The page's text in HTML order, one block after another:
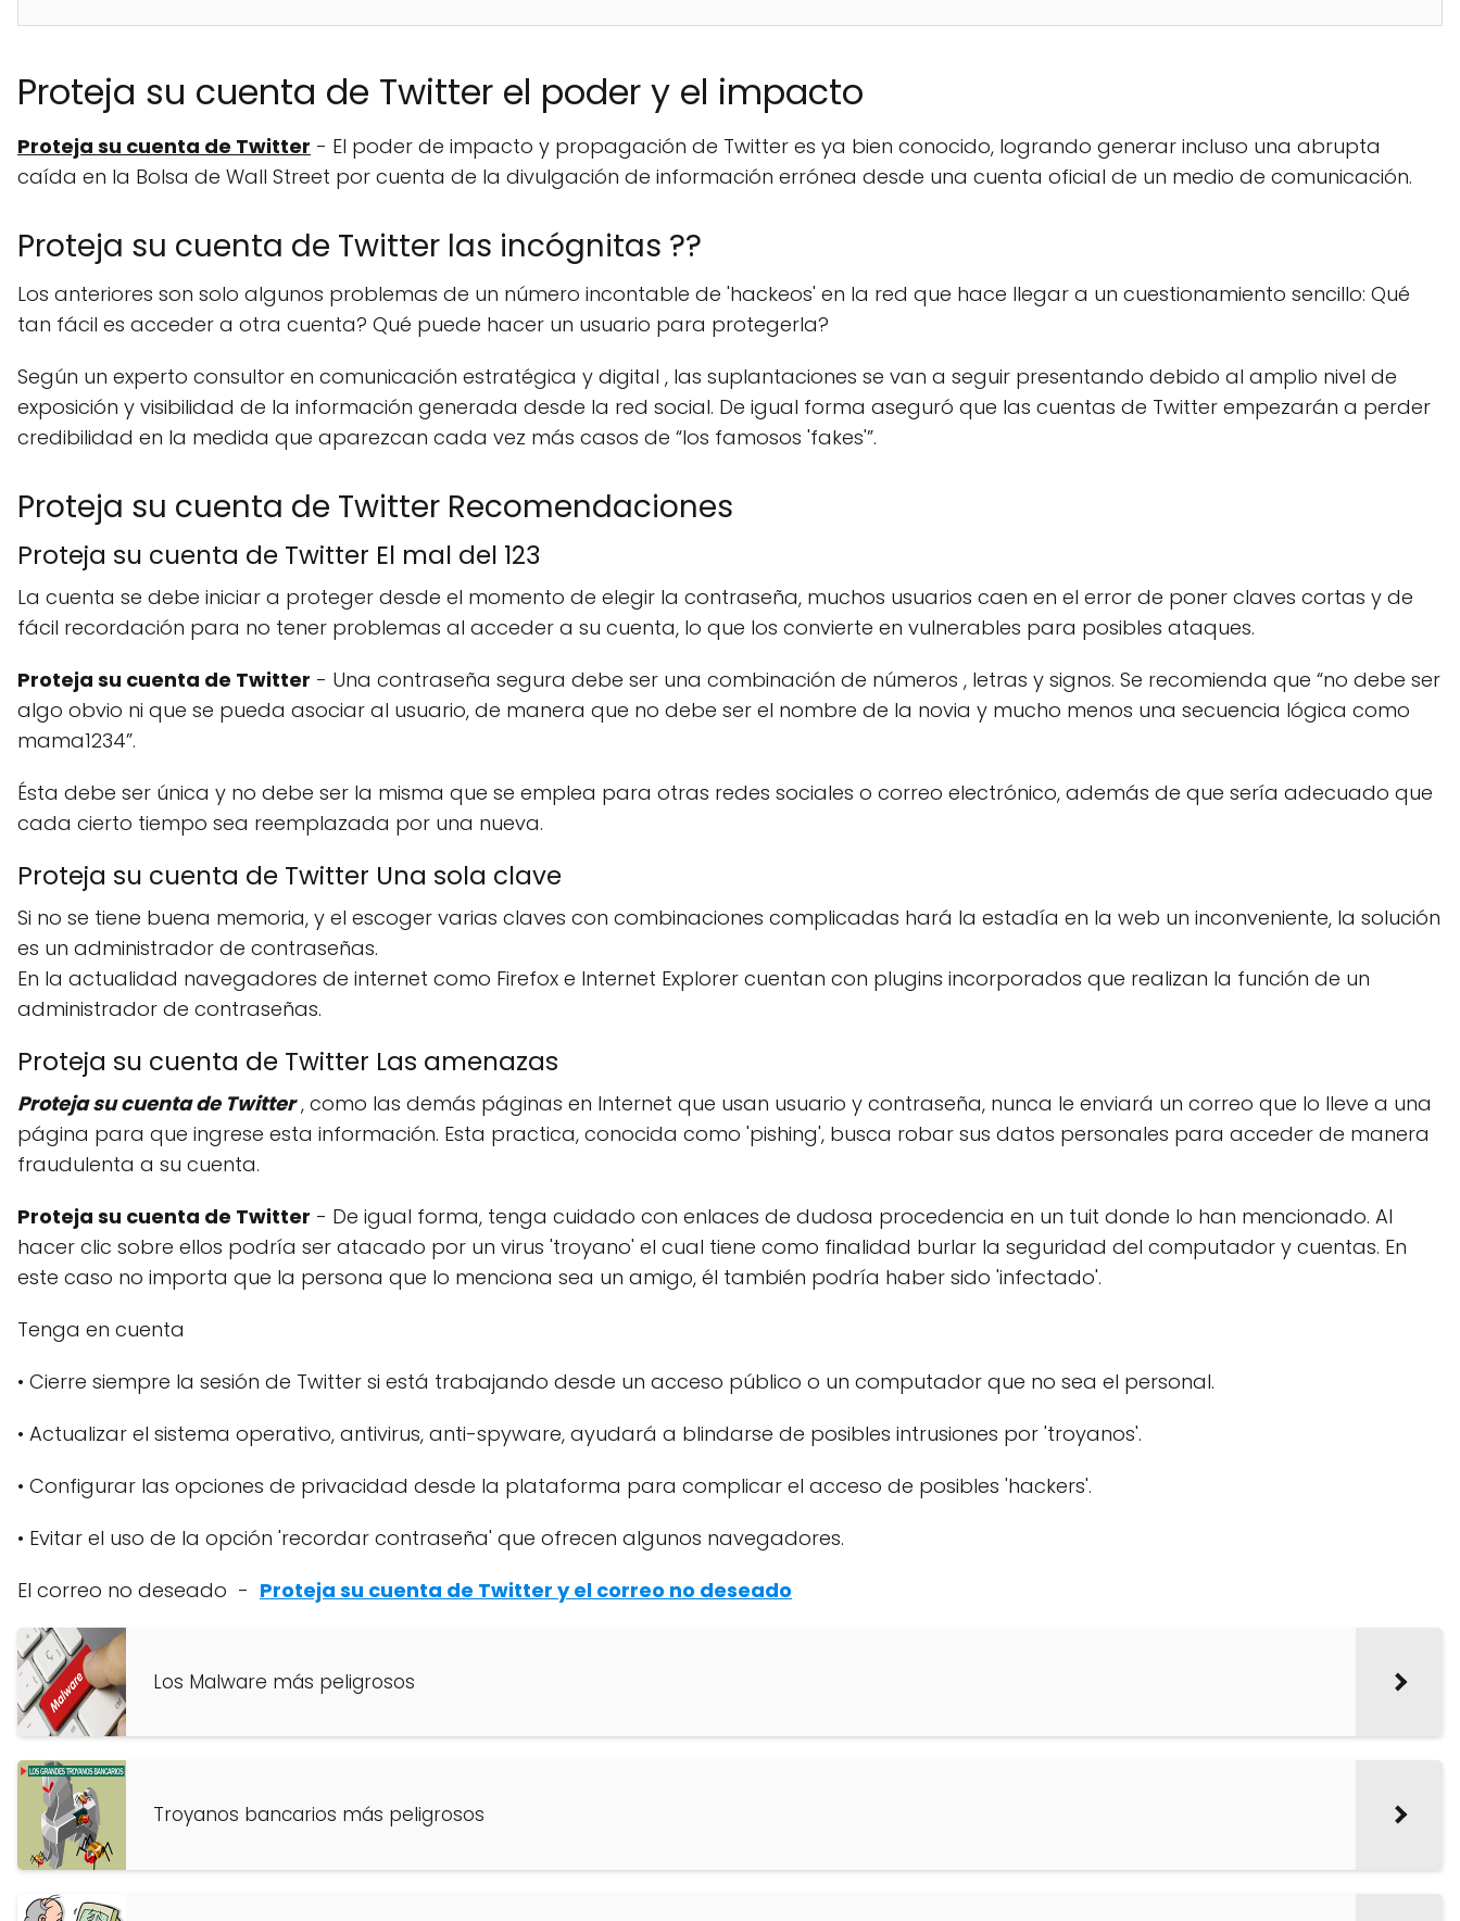
Proteja su cuenta de Twitter el poder y el impacto
Proteja su cuenta de Twitter - El poder de impacto y propagación de Twitter es ya bien conocido, logrando generar incluso una abrupta
caída en la Bolsa de Wall Street por cuenta de la divulgación de información errónea desde una cuenta oficial de un medio de comunicación.
Proteja su cuenta de Twitter las incógnitas ??
Los anteriores son solo algunos problemas de un número incontable de 'hackeos' en la red que hace llegar a un cuestionamiento sencillo: Qué
tan fácil es acceder a otra cuenta? Qué puede hacer un usuario para protegerla?
Según un experto consultor en comunicación estratégica y digital , las suplantaciones se van a seguir presentando debido al amplio nivel de
exposición y visibilidad de la información generada desde la red social. De igual forma aseguró que las cuentas de Twitter empezarán a perder
credibilidad en la medida que aparezcan cada vez más casos de “los famosos 'fakes'”.
Proteja su cuenta de Twitter Recomendaciones
Proteja su cuenta de Twitter El mal del 123
La cuenta se debe iniciar a proteger desde el momento de elegir la contraseña, muchos usuarios caen en el error de poner claves cortas y de
fácil recordación para no tener problemas al acceder a su cuenta, lo que los convierte en vulnerables para posibles ataques.
Proteja su cuenta de Twitter - Una contraseña segura debe ser una combinación de números , letras y signos. Se recomienda que “no debe ser
algo obvio ni que se pueda asociar al usuario, de manera que no debe ser el nombre de la novia y mucho menos una secuencia lógica como
mama1234”.
Ésta debe ser única y no debe ser la misma que se emplea para otras redes sociales o correo electrónico, además de que sería adecuado que
cada cierto tiempo sea reemplazada por una nueva.
Proteja su cuenta de Twitter Una sola clave
Si no se tiene buena memoria, y el escoger varias claves con combinaciones complicadas hará la estadía en la web un inconveniente, la solución
es un administrador de contraseñas.
En la actualidad navegadores de internet como Firefox e Internet Explorer cuentan con plugins incorporados que realizan la función de un
administrador de contraseñas.
Proteja su cuenta de Twitter Las amenazas
Proteja su cuenta de Twitter, como las demás páginas en Internet que usan usuario y contraseña, nunca le enviará un correo que lo lleve a una
página para que ingrese esta información. Esta practica, conocida como 'pishing', busca robar sus datos personales para acceder de manera
fraudulenta a su cuenta.
Proteja su cuenta de Twitter - De igual forma, tenga cuidado con enlaces de dudosa procedencia en un tuit donde lo han mencionado. Al
hacer clic sobre ellos podría ser atacado por un virus 'troyano' el cual tiene como finalidad burlar la seguridad del computador y cuentas. En
este caso no importa que la persona que lo menciona sea un amigo, él también podría haber sido 'infectado'.
Tenga en cuenta
• Cierre siempre la sesión de Twitter si está trabajando desde un acceso público o un computador que no sea el personal.
• Actualizar el sistema operativo, antivirus, anti-spyware, ayudará a blindarse de posibles intrusiones por 'troyanos'.
• Configurar las opciones de privacidad desde la plataforma para complicar el acceso de posibles 'hackers'.
• Evitar el uso de la opción 'recordar contraseña' que ofrecen algunos navegadores.
El correo no deseado - Proteja su cuenta de Twitter y el correo no deseado
Los Malware más peligrosos
Troyanos bancarios más peligrosos